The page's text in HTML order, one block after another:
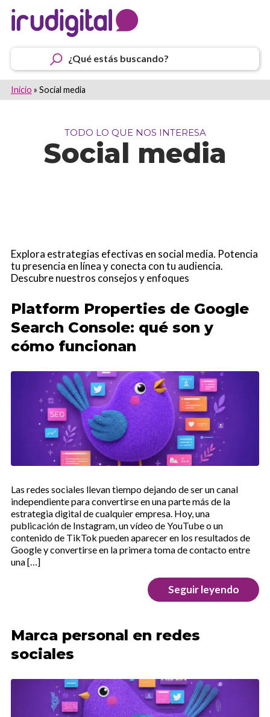
¿Qué estás buscando?
Inicio » Social media
TODO LO QUE NOS INTERESA
Social media
Explora estrategias efectivas en social media. Potencia
tu presencia en línea y conecta con tu audiencia.
Descubre nuestros consejos y enfoques
Platform Properties de Google
Search Console: qué son y
cómo funcionan
Las redes sociales llevan tiempo dejando de ser un canal
independiente para convertirse en una parte más de la
estrategia digital de cualquier empresa. Hoy, una
publicación de Instagram, un vídeo de YouTube o un
contenido de TikTok pueden aparecer en los resultados de
Google y convertirse en la primera toma de contacto entre
una […]
Seguir leyendo
Marca personal en redes
sociales